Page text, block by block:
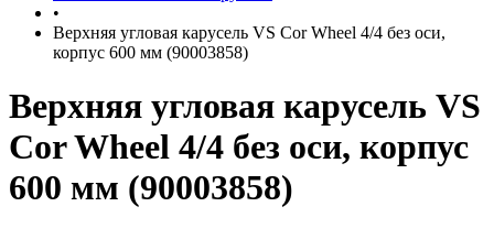
•
Верхняя угловая карусель VS Cor Wheel 4/4 без оси,
корпус 600 мм (90003858)
Верхняя угловая карусель VS
Cor Wheel 4/4 без оси, корпус
600 мм (90003858)